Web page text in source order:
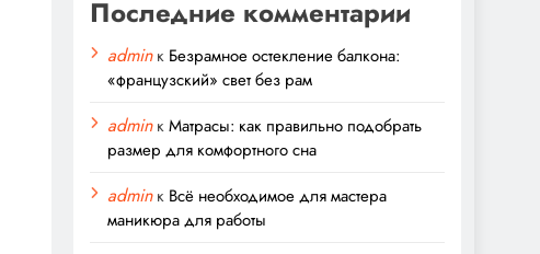
Последние комментарии
adminк Безрамное остекление балкона:
«французский» свет без рам
adminкМатрасы: как правильно подобрать
размер для комфортного сна
adminк Всё необходимое для мастера
маникюра для работы